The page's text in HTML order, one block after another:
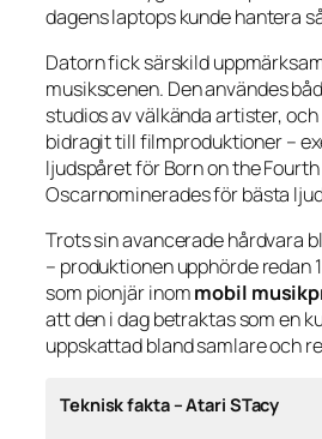
dagens laptops kunde hantera
Datorn fick särskild
musikscenen. Den användes
studios av välkända artister,
bidragit till filmproduktioner –
ljudspåret förBorn on the
Oscarnominerades för bästa
Trots sin avancerade hårdvara
– produktionen upphörde redan
som pionjär inommobil
att den i dag betraktas som en
uppskattad bland samlare och
Teknisk fakta – Atari STacy